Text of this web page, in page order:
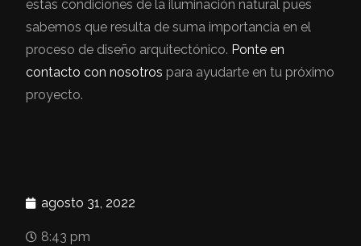
estas condiciones de la iluminación natural pues
sabemos que resulta de suma importancia en el
proceso de diseño arquitectónico. Ponte en
contacto con nosotros para ayudarte en tu próximo
proyecto.
agosto 31, 2022
8:43 pm